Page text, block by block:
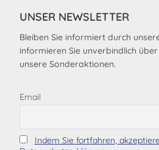
UNSER NEWSLETTER
Bleiben Sie informiert durch
informieren Sie unverbindlich
unsere Sonderaktionen.
Email
Indem Sie fortfahren,